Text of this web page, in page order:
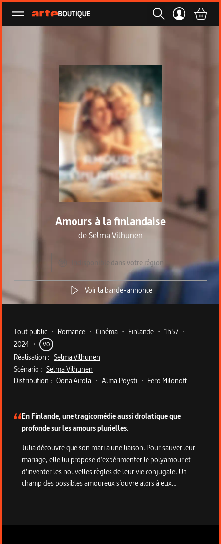
Ouvrir le menu
Amours à la finlandaise
deSelma Vilhunen
Indisponible dans votre région
Voir la bande-annonce
Metadata du programme
Tout public • Romance • Cinéma • Finlande • 1h57 •
2024 • VO
Réalisation : Selma Vilhunen
Scénario : Selma Vilhunen
Distribution : Oona Airola • Alma Pöysti • Eero Milonoff
En Finlande, une tragicomédie aussi drolatique que
profonde sur les amours plurielles.
Julia découvre que son mari a une liaison. Pour sauver leur
mariage, elle lui propose d’expérimenter le polyamour et
d'inventer les nouvelles règles de leur vie conjugale. Un
champ des possibles amoureux s’ouvre alors à eux…